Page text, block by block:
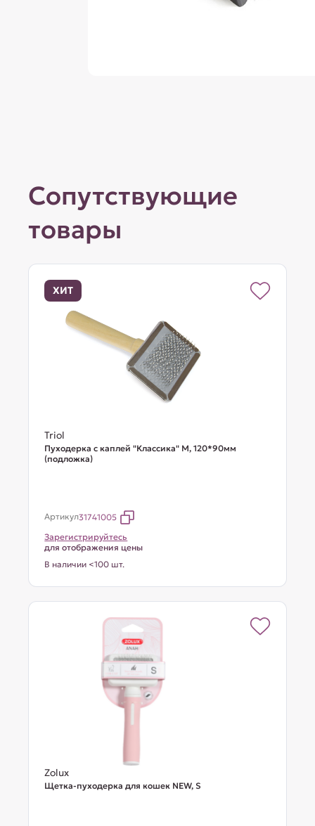
Сопутствующие
товары
ХИТ
Triol
Пуходерка с каплей "Классика" M, 120*90мм
(подложка)
Артикул31741005
Зарегистрируйтесь
для отображения цены
В наличии <100 шт.
Zolux
Щетка-пуходерка для кошек NEW, S